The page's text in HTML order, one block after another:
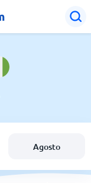
Agosto